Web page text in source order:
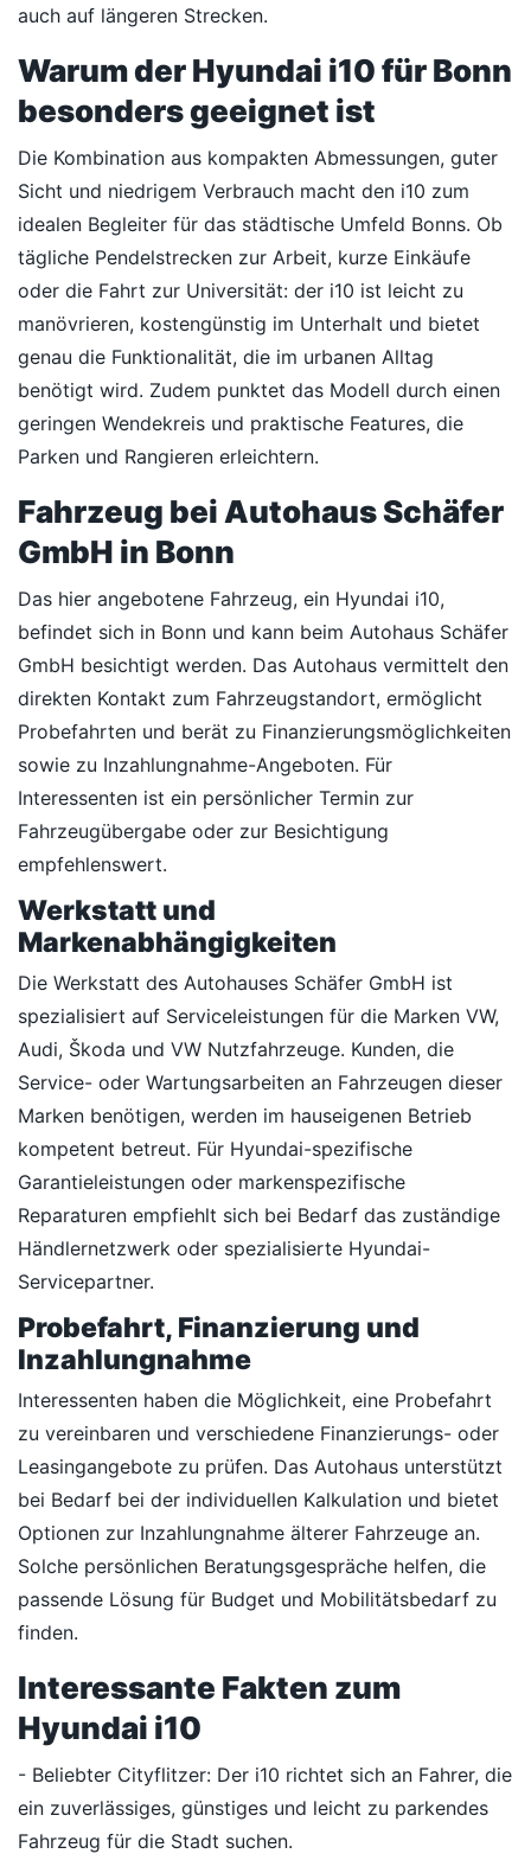
auch auf längeren Strecken.
Warum der Hyundai i10 für Bonn
besonders geeignet ist
Die Kombination aus kompakten Abmessungen, guter
Sicht und niedrigem Verbrauch macht den i10 zum
idealen Begleiter für das städtische Umfeld Bonns. Ob
tägliche Pendelstrecken zur Arbeit, kurze Einkäufe
oder die Fahrt zur Universität: der i10 ist leicht zu
manövrieren, kostengünstig im Unterhalt und bietet
genau die Funktionalität, die im urbanen Alltag
benötigt wird. Zudem punktet das Modell durch einen
geringen Wendekreis und praktische Features, die
Parken und Rangieren erleichtern.
Fahrzeug bei Autohaus Schäfer
GmbH in Bonn
Das hier angebotene Fahrzeug, ein Hyundai i10,
befindet sich in Bonn und kann beim Autohaus Schäfer
GmbH besichtigt werden. Das Autohaus vermittelt den
direkten Kontakt zum Fahrzeugstandort, ermöglicht
Probefahrten und berät zu Finanzierungsmöglichkeiten
sowie zu Inzahlungnahme-Angeboten. Für
Interessenten ist ein persönlicher Termin zur
Fahrzeugübergabe oder zur Besichtigung
empfehlenswert.
Werkstatt und
Markenabhängigkeiten
Die Werkstatt des Autohauses Schäfer GmbH ist
spezialisiert auf Serviceleistungen für die Marken VW,
Audi, Škoda und VW Nutzfahrzeuge. Kunden, die
Service- oder Wartungsarbeiten an Fahrzeugen dieser
Marken benötigen, werden im hauseigenen Betrieb
kompetent betreut. Für Hyundai-spezifische
Garantieleistungen oder markenspezifische
Reparaturen empfiehlt sich bei Bedarf das zuständige
Händlernetzwerk oder spezialisierte Hyundai-
Servicepartner.
Probefahrt, Finanzierung und
Inzahlungnahme
Interessenten haben die Möglichkeit, eine Probefahrt
zu vereinbaren und verschiedene Finanzierungs- oder
Leasingangebote zu prüfen. Das Autohaus unterstützt
bei Bedarf bei der individuellen Kalkulation und bietet
Optionen zur Inzahlungnahme älterer Fahrzeuge an.
Solche persönlichen Beratungsgespräche helfen, die
passende Lösung für Budget und Mobilitätsbedarf zu
finden.
Interessante Fakten zum
Hyundai i10
- Beliebter Cityflitzer: Der i10 richtet sich an Fahrer, die
ein zuverlässiges, günstiges und leicht zu parkendes
Fahrzeug für die Stadt suchen.